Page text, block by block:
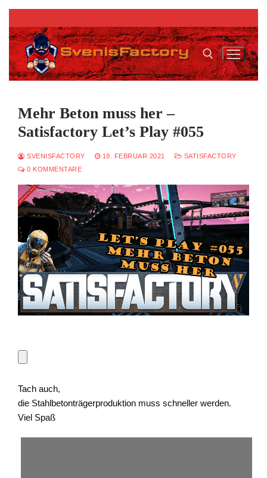
Zum
Inhalt
springen
Mehr Beton muss her –
Satisfactory Let’s Play #055
SVENISFACTORY 19. FEBRUAR 2021
SATISFACTORY
0 KOMMENTARE
Tach auch,
die Stahlbetonträgerproduktion muss schneller werden.
Viel Spaß